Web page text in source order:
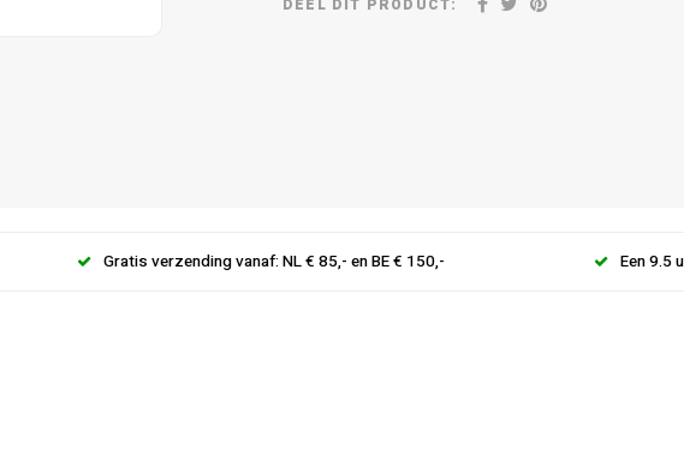
Gratis verzending vanaf: NL € 85,- en BE € 150,- Een 9.5